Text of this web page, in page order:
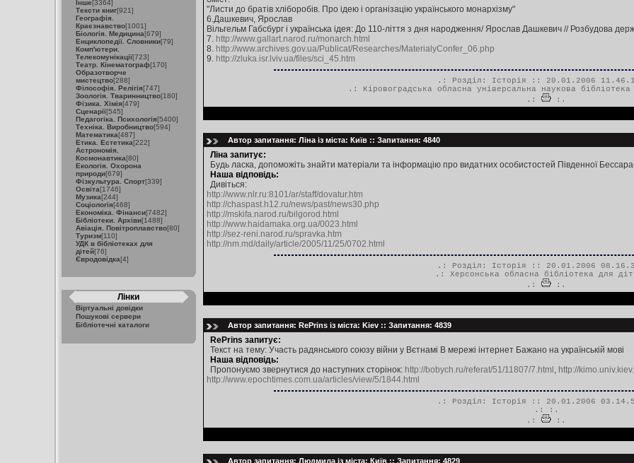
Інше[3364]
Тексти книг[921]
Географія.
Краєзнавство[1001]
Біологія. Медицина[679]
Енциклопедії. Словники[79]
Комп'ютери.
Телекомунікації[723]
Театр. Кінематограф[170]
Образотворче
мистецтво[288]
Філософія. Релігія[747]
Зоологія. Тваринництво[180]
Фізика. Хімія[479]
Сценарії[545]
Педагогіка. Психологія[5400]
Техніка. Виробництво[594]
Математика[487]
Етика. Естетика[222]
Астрономія.
Космонавтика[80]
Екологія. Охорона
природи[679]
Фізкультура. Спорт[339]
Освіта[1746]
Музика[244]
Соціологія[468]
Економіка. Фінанси[7482]
Бібліотеки. Архіви[1488]
Авіація. Повітроплавство[80]
Туризм[110]
УДК в бібліотеках для
дітей[76]
Євродовідка[4]
Лінки
Віртуальні довідки
Пошукові сервери
Бібліотечні каталоги
"Листи до братів хліборобів. Про ідею і організацію українського монархізму"
6.Дашкевич, Ярослав
Вільгельм Габсбург і українська ідея: До 110-ліття з дня народження/ Ярослав Дашкевич // Розбудова
7. http://www.gallart.narod.ru/monarch.html
8. http://www.archives.gov.ua/Publicat/Researches/MaterialyConfer_06.php
9. http://zluka.isr.lviv.ua/files/sci_45.htm
.: Розділ: Історія :: 20.01.2006
.: Кіровоградська обласна універсальна наукова
.:
:.
Автор запитання: Ліна із міста: Київ :: Запитання: 4840
Ліна запитує:
Будь ласка, допоможіть знайти матеріали та інформацію про видатних особистостей Південної
Наша відповідь:
Дивіться:
http://www.nlr.ru:8101/ar/staff/dovatur.htm
http://chaspast.h12.ru/news/past/news30.php
http://mskifa.narod.ru/bilgorod.html
http://www.haidamaka.org.ua/0023.html
http://sez-reni.narod.ru/spravka.htm
http://nm.md/daily/article/2005/11/25/0702.html
.: Розділ: Історія :: 20.01.2006
.: Херсонська обласна бібліотека для
.:
:.
Автор запитання: RePrins із міста: Kiev :: Запитання: 4839
RePrins запитує:
Текст на тему: Участь радянського союзу війни у Вєтнамі В мережі інтернет Бажано на українській мові
Наша відповідь:
Пропонуємо звернутися до наступних сторінок: http://bobych.ru/referat/51/11807/7.html , http://
http://www.epochtimes.com.ua/articles/view/5/1844.html
.: Розділ: Історія :: 20.01.2006
.:
:.
.:
:.
Автор запитання: Людмила із міста: Київ :: Запитання: 4829